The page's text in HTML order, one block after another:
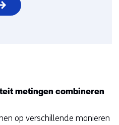
metingen combineren
op verschillende manieren